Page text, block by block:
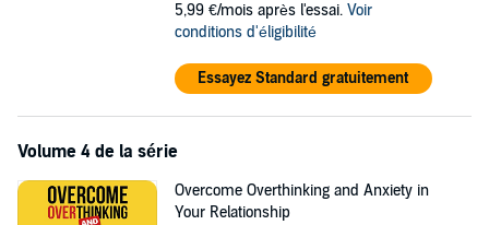
5,99 €/mois après l'essai. Voir
conditions d'éligibilité
Essayez Standard gratuitement
Volume 4 de la série
Overcome Overthinking and Anxiety in
Your Relationship